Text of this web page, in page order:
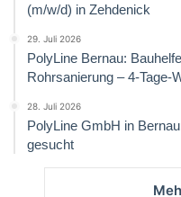
(m/w/d) in Zehdenick
29. Juli 2026
PolyLine Bernau:
Rohrsanierung – 4-Tage-
28. Juli 2026
PolyLine GmbH in
gesucht